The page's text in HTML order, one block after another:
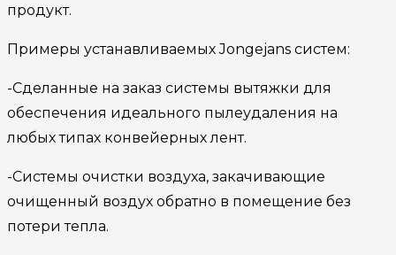
продукт.
Примеры устанавливаемых Jongejans систем:
-Сделанные на заказ системы вытяжки для
обеспечения идеального пылеудаления на
любых типах конвейерных лент.
-Системы очистки воздуха, закачивающие
очищенный воздух обратно в помещение без
потери тепла.